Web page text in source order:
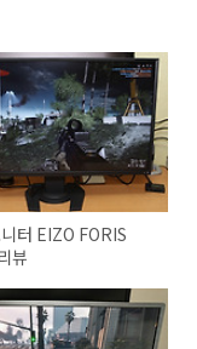
터 EIZO FORIS
뷰